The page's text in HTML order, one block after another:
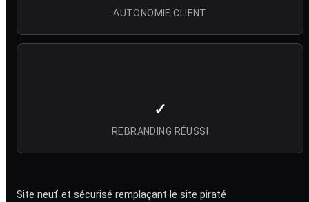
AUTONOMIE CLIENT
✓
REBRANDING RÉUSSI
Site neuf et sécurisé remplaçant le site piraté